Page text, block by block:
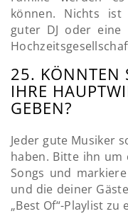
können. Nichts
guter DJ oder
25. KÖNNTEN
IHRE
GEBEN?
Jeder gute Musiker
haben. Bitte ihn um
Songs und
und die deiner
„Best Of“-Playlist zu